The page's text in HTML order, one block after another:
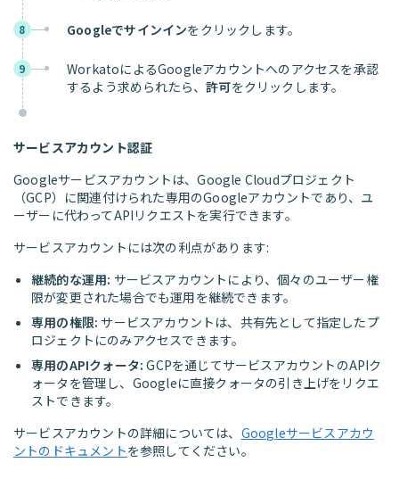
8 Googleでサインインをクリックします。
9
WorkatoによるGoogleアカウントへのアクセスを承認
するよう求められたら、許可をクリックします。
サービスアカウント認証
Googleサービスアカウントは、Google Cloudプロジェクト
（GCP）に関連付けられた専用のGoogleアカウントであり、ユ
ーザーに代わってAPIリクエストを実行できます。
サービスアカウントには次の利点があります:
継続的な運用: サービスアカウントにより、個々のユーザー権
限が変更された場合でも運用を継続できます。
専用の権限: サービスアカウントは、共有先として指定したプ
ロジェクトにのみアクセスできます。
専用のAPIクォータ: GCPを通じてサービスアカウントのAPIク
ォータを管理し、Googleに直接クォータの引き上げをリクエ
ストできます。
サービスアカウントの詳細については、 Googleサービスアカウ
ントのドキュメントを参照してください。